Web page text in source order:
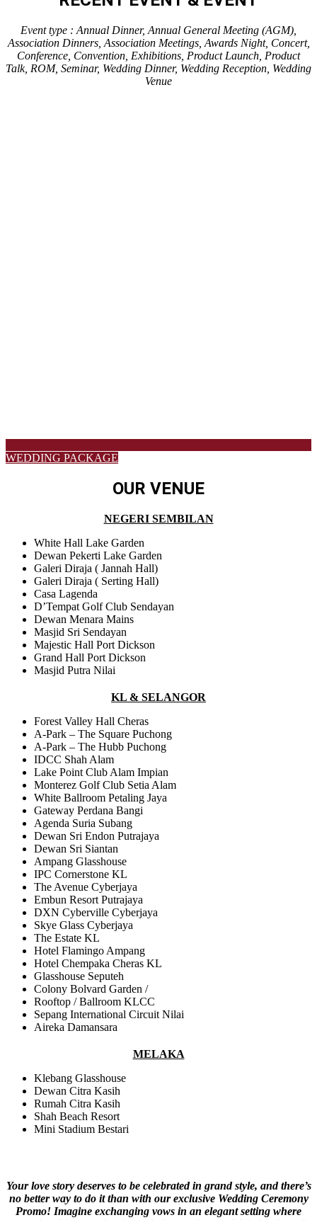
Event type : Annual Dinner, Annual General Meeting (AGM),
Association Dinners, Association Meetings, Awards Night, Concert,
Conference, Convention, Exhibitions, Product Launch, Product
Talk, ROM, Seminar, Wedding Dinner, Wedding Reception, Wedding
Venue
WEDDING PACKAGE
OUR VENUE
NEGERI SEMBILAN
White Hall Lake Garden
Dewan Pekerti Lake Garden
Galeri Diraja ( Jannah Hall)
Galeri Diraja ( Serting Hall)
Casa Lagenda
D’Tempat Golf Club Sendayan
Dewan Menara Mains
Masjid Sri Sendayan
Majestic Hall Port Dickson
Grand Hall Port Dickson
Masjid Putra Nilai
KL & SELANGOR
Forest Valley Hall Cheras
A-Park – The Square Puchong
A-Park – The Hubb Puchong
IDCC Shah Alam
Lake Point Club Alam Impian
Monterez Golf Club Setia Alam
White Ballroom Petaling Jaya
Gateway Perdana Bangi
Agenda Suria Subang
Dewan Sri Endon Putrajaya
Dewan Sri Siantan
Ampang Glasshouse
IPC Cornerstone KL
The Avenue Cyberjaya
Embun Resort Putrajaya
DXN Cyberville Cyberjaya
Skye Glass Cyberjaya
The Estate KL
Hotel Flamingo Ampang
Hotel Chempaka Cheras KL
Glasshouse Seputeh
Colony Bolvard Garden /
Rooftop / Ballroom KLCC
Sepang International Circuit Nilai
Aireka Damansara
MELAKA
Klebang Glasshouse
Dewan Citra Kasih
Rumah Citra Kasih
Shah Beach Resort
Mini Stadium Bestari
Your love story deserves to be celebrated in grand style, and there’s
no better way to do it than with our exclusive Wedding Ceremony
Promo! Imagine exchanging vows in an elegant setting where